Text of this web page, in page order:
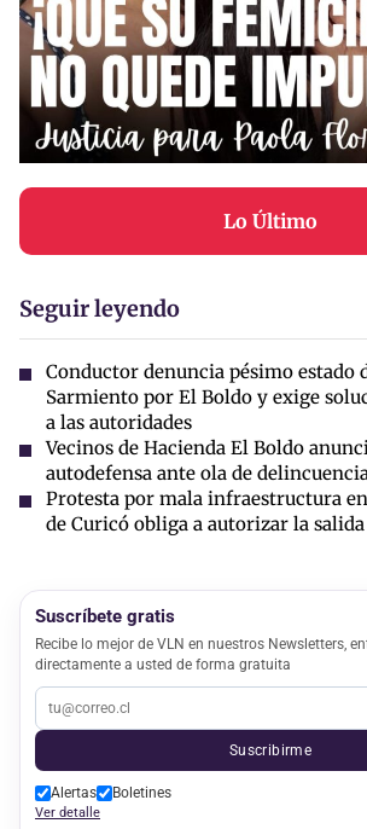
Lo Último
Seguir leyendo
Conductor denuncia pésimo estado
Sarmiento por El Boldo y exige
a las autoridades
Vecinos de Hacienda El Boldo
autodefensa ante ola de
Protesta por mala infraestructura
de Curicó obliga a autorizar la
Suscríbete gratis
Recibe lo mejor de VLN en nuestros Newsletters,
directamente a usted de forma gratuita
Suscribirme
Alertas Boletines
Ver detalle